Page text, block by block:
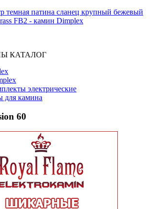
темная патина сланец крупный бежевый
FB2 - камин Dimplex
КАТАЛОГ
электрические
для камина
60